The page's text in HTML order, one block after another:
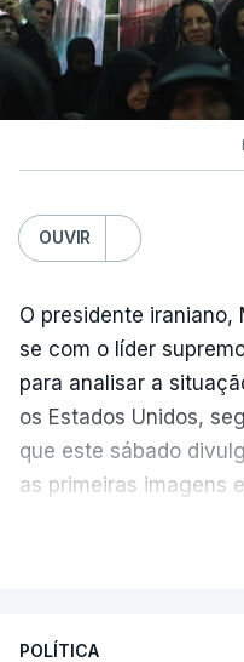
OUVIR
O presidente iraniano,
se com o líder
para analisar a
os Estados Unidos,
que este sábado
as primeiras imagens
Mehr na rede social
POLÍTICA